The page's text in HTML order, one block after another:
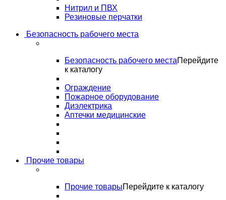
Нитрил и ПВХ
Резиновые перчатки
Безопасность рабочего места
Безопасность рабочего местаПерейдите
к каталогу
Ограждение
Пожарное оборудование
Диэлектрика
Аптечки медицинские
Прочие товары
Прочие товарыПерейдите к каталогу